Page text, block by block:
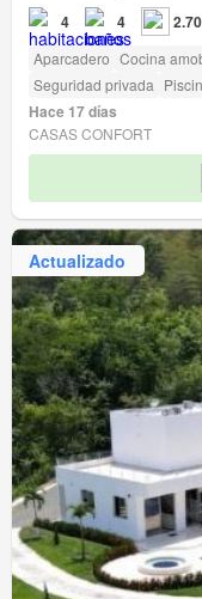
4 4
Aparcadero Cocina
Seguridad privada
Hace 17 días
CASAS CONFORT
Actualizado